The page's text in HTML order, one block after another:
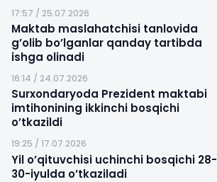
17:57 / 25.07.2026
Maktab maslahatchisi tanlovida
g’olib bo’lganlar qanday tartibda
ishga olinadi
16:14 / 24.07.2026
Surxondaryoda Prezident maktabi
imtihonining ikkinchi bosqichi
o’tkazildi
19:25 / 17.07.2026
Yil o’qituvchisi uchinchi bosqichi 28-
30-iyulda o’tkaziladi